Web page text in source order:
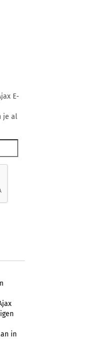
E-
je al
in